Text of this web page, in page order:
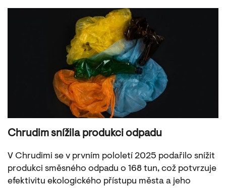
Chrudim snížila produkci odpadu
V Chrudimi se v prvním pololetí 2025 podařilo snížit
produkci směsného odpadu o 168 tun, což potvrzuje
efektivitu ekologického přístupu města a jeho